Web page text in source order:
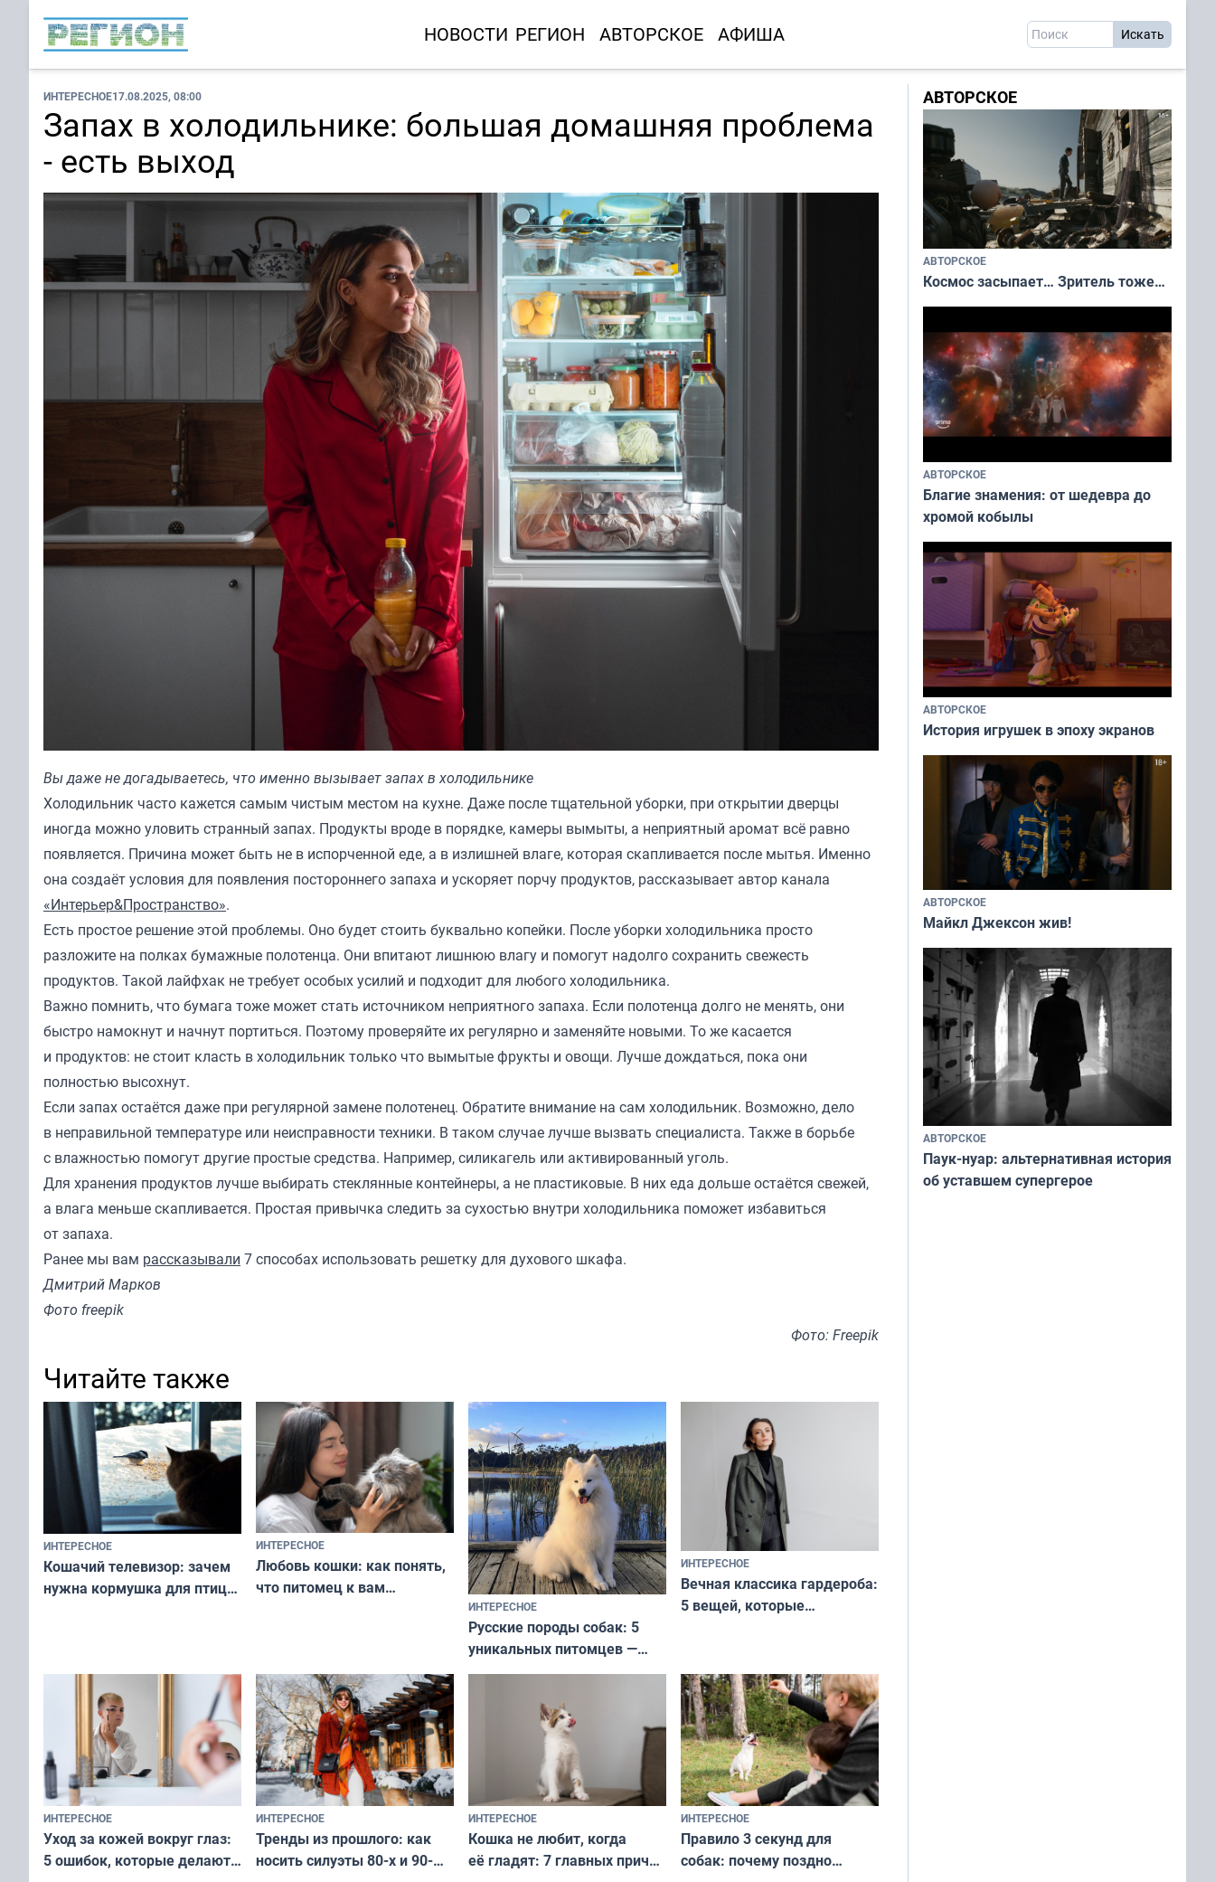
НОВОСТИ РЕГИОН АВТОРСКОЕ АФИША
ИНТЕРЕСНОЕ17.08.2025, 08:00
Запах в холодильнике: большая домашняя проблема
- есть выход
Вы даже не догадываетесь, что именно вызывает запах в холодильнике
Холодильник часто кажется самым чистым местом на кухне. Даже после тщательной уборки, при открытии дверцы
иногда можно уловить странный запах. Продукты вроде в порядке, камеры вымыты, а неприятный аромат всё равно
появляется. Причина может быть не в испорченной еде, а в излишней влаге, которая скапливается после мытья. Именно
она создаёт условия для появления постороннего запаха и ускоряет порчу продуктов, рассказывает автор канала
«Интерьер&Пространство».
Есть простое решение этой проблемы. Оно будет стоить буквально копейки. После уборки холодильника просто
разложите на полках бумажные полотенца. Они впитают лишнюю влагу и помогут надолго сохранить свежесть
продуктов. Такой лайфхак не требует особых усилий и подходит для любого холодильника.
Важно помнить, что бумага тоже может стать источником неприятного запаха. Если полотенца долго не менять, они
быстро намокнут и начнут портиться. Поэтому проверяйте их регулярно и заменяйте новыми. То же касается
и продуктов: не стоит класть в холодильник только что вымытые фрукты и овощи. Лучше дождаться, пока они
полностью высохнут.
Если запах остаётся даже при регулярной замене полотенец. Обратите внимание на сам холодильник. Возможно, дело
в неправильной температуре или неисправности техники. В таком случае лучше вызвать специалиста. Также в борьбе
с влажностью помогут другие простые средства. Например, силикагель или активированный уголь.
Для хранения продуктов лучше выбирать стеклянные контейнеры, а не пластиковые. В них еда дольше остаётся свежей,
а влага меньше скапливается. Простая привычка следить за сухостью внутри холодильника поможет избавиться
от запаха.
Ранее мы вам рассказывали 7 способах использовать решетку для духового шкафа.
Дмитрий Марков
Фото freepik
Фото: Freepik
Читайте также
ИНТЕРЕСНОЕ
Кошачий телевизор: зачем
нужна кормушка для птиц
ИНТЕРЕСНОЕ
Любовь кошки: как понять,
что питомец к вам
ИНТЕРЕСНОЕ
Русские породы собак: 5
уникальных питомцев —
национальные сокровища
и характером
ИНТЕРЕСНОЕ
Вечная классика гардероба:
5 вещей, которые
и актуально в любой сезон
ИНТЕРЕСНОЕ
Уход за кожей вокруг глаз:
5 ошибок, которые делают
ИНТЕРЕСНОЕ
Тренды из прошлого: как
носить силуэты 80-х и 90-
ИНТЕРЕСНОЕ
Кошка не любит, когда
её гладят: 7 главных причин
ИНТЕРЕСНОЕ
Правило 3 секунд для
собак: почему поздно
АВТОРСКОЕ
АВТОРСКОЕ
Космос засыпает… Зритель тоже…
АВТОРСКОЕ
Благие знамения: от шедевра до
хромой кобылы
АВТОРСКОЕ
История игрушек в эпоху экранов
АВТОРСКОЕ
Майкл Джексон жив!
АВТОРСКОЕ
Паук-нуар: альтернативная история
об уставшем супергерое